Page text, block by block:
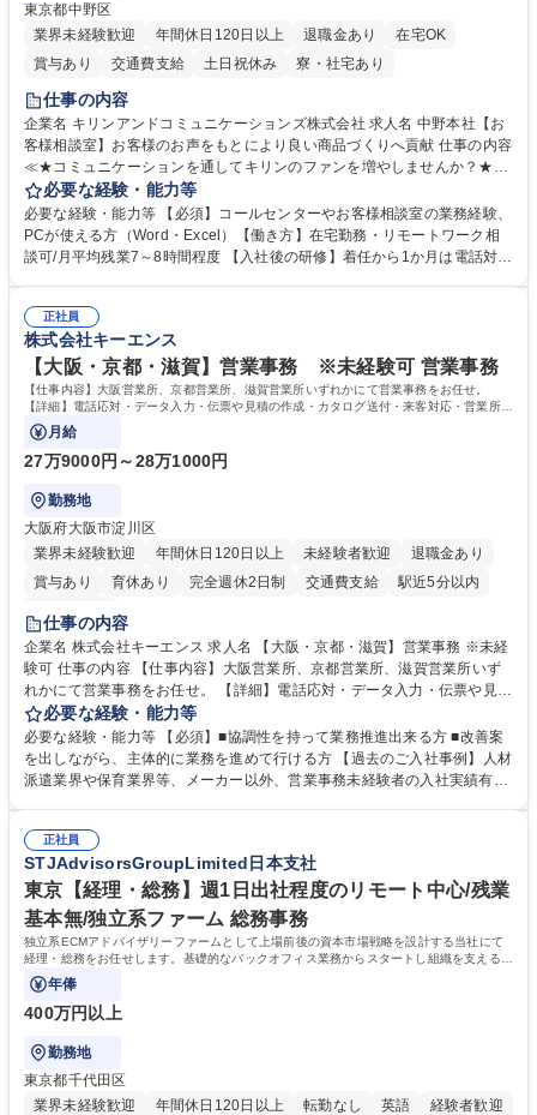
東京都中野区
業界未経験歓迎
年間休日120日以上 退職金あり
在宅OK
賞与あり
交通費支給 土日祝休み 寮・社宅あり
仕事の内容
企業名 キリンアンドコミュニケーションズ株式会社 求人名 中野本社【お
客様相談室】お客様のお声をもとにより良い商品づくりへ貢献 仕事の内容
≪★コミュニケーションを通してキリンのファンを増やしませんか？★≫
お客様のお声をより良い商品づくりに活かしていく上で、窓口となるお客
様相談室でのお仕事です。 日々お客様からいただくキリングループへのご
意見を、企業活動に活かしています。お客様からの声に迅速かつ誠意をも
って対応、情報提供するとともにグループ内活動に反映しています。 【具
平均100件前後■メール・手紙：同上40件前後 募集職種 中野本社【お客様
相談室】お客様のお声をもとにより良い商品づくりへ貢献
必要な経験・能力等
必要な経験・能力等 【必須】コールセンターやお客様相談室の業務経験、
PCが使える方（Word・Excel）【働き方】在宅勤務・リモートワーク相
談可/月平均残業7～8時間程度 【入社後の研修】着任から1か月は電話対応
すのでご安心ください。 【当社について】キリングループの広報機能を担
う会社として、お客様との出会いを大切にし、磨き上げたホスピタリティ
を込めてコミュニケーションをとりながら広報関連業務を行っておりま
す。 学歴・資格 学歴：大学院 大学 高専 短大 専修学校 高校 語学力： 資
格：
正社員
株式会社キーエンス
【大阪・京都・滋賀】営業事務 ※未経験可 営業事務
【仕事内容】大阪営業所、京都営業所、滋賀営業所いずれかにて営業事務をお任せ。
【詳細】電話応対・データ入力・伝票や見積の作成・カタログ送付・来客対応・営業所内
で発生する事務業務や業務改善をお任せ。
月給
27万9000円～28万1000円
勤務地
大阪府大阪市淀川区
業界未経験歓迎
年間休日120日以上 未経験者歓迎
退職金あり
賞与あり
育休あり 完全週休2日制 交通費支給
駅近5分以内
土日祝休み
仕事の内容
企業名 株式会社キーエンス 求人名 【大阪・京都・滋賀】営業事務 ※未経
験可 仕事の内容 【仕事内容】大阪営業所、京都営業所、滋賀営業所いず
れかにて営業事務をお任せ。 【詳細】電話応対・データ入力・伝票や見積
の作成・カタログ送付・来客対応・営業所内で発生する事務業務や業務改
善をお任せ。 【教育制度】ご入社後、育成担当とペアになりながらOJTに
て業務を覚えていただくことが可能です。業務システムがきちんと構築さ
れているため、スムーズに仕事に慣れることができる環境です。また、
募集職種 【大阪・京都・滋賀】営業事務 ※未経験可
必要な経験・能力等
必要な経験・能力等 【必須】■協調性を持って業務推進出来る方 ■改善案
を出しながら、主体的に業務を進めて行ける方 【過去のご入社事例】人材
派遣業界や保育業界等、メーカー以外、営業事務未経験者の入社実績有
えて、お客様や社員の状況に合わせ、能動的なサポート、改善の動きも期
待され。組織を支えるスペシャリストとして、チームに貢献し、結果的に
社員から頼られる存在になることができます。平均19:30の退勤以降の業
務の持ち帰りも禁止されており、メリハリのある働き方となります。 学
歴・資格 学歴：大学院 大学 高専 短大 語学力： 資格：
正社員
STJAdvisorsGroupLimited日本支社
東京【経理・総務】週1日出社程度のリモート中心/残業
基本無/独立系ファーム 総務事務
独立系ECMアドバイザリーファームとして上場前後の資本市場戦略を設計する当社にて
経理・総務をお任せします。基礎的なバックオフィス業務からスタートし組織を支える専
任担当として広く活躍できる環境です。
年俸
400万円以上
勤務地
東京都千代田区
業界未経験歓迎
年間休日120日以上 転勤なし 英語
経験者歓迎